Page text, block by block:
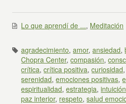
Lo que aprendí de ..., Meditación
agradecimiento,amor,ansiedad,
Chopra Center,compasión,
crítica,crítica positiva,curiosidad
serenidad,emociones positivas,
espiritualidad,estrategia,intuición
paz interior, respeto,salud